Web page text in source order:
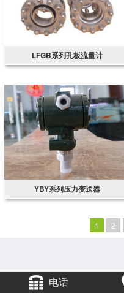
LFGB系列孔板流量计
YBY系列压力变送器
1 2
电话